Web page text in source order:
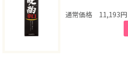
11,193円